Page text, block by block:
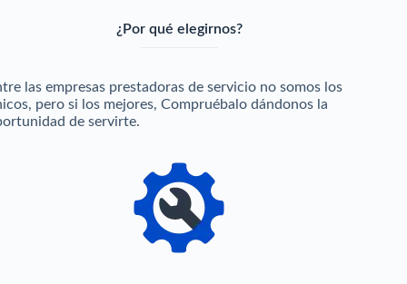
¿Por qué elegirnos?
las empresas prestadoras de servicio no somos los
pero si los mejores, Compruébalo dándonos la
de servirte.